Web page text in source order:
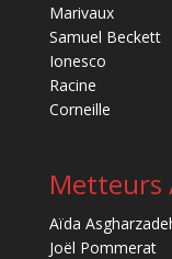
Marivaux
Samuel Beckett
Ionesco
Racine
Corneille
Metteurs
Aïda
Joël Pommerat